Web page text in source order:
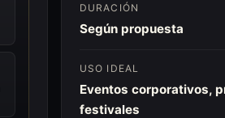
DURACIÓN
Según propuesta
USO IDEAL
Eventos corporativos,
festivales